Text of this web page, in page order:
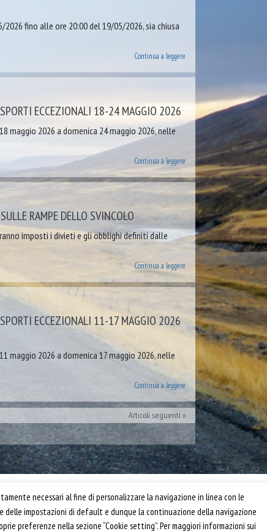
fino alle ore 20:00 del 19/05/2026, sia chiusa
Continua a leggere
ECCEZIONALI 18-24 MAGGIO 2026
2026 a domenica 24 maggio 2026, nelle
Continua a leggere
RAMPE DELLO SVINCOLO
imposti i divieti e gli obblighi definiti dalle
Continua a leggere
ECCEZIONALI 11-17 MAGGIO 2026
2026 a domenica 17 maggio 2026, nelle
Continua a leggere
Articoli seguenti
Privacy e Cookie Policy
Informativa
Riferimenti
necessari al fine di personalizzare la navigazione in linea con le
delle impostazioni di default e dunque la continuazione della navigazione
preferenze nella sezione “Cookie setting”. Per maggiori informazioni sui